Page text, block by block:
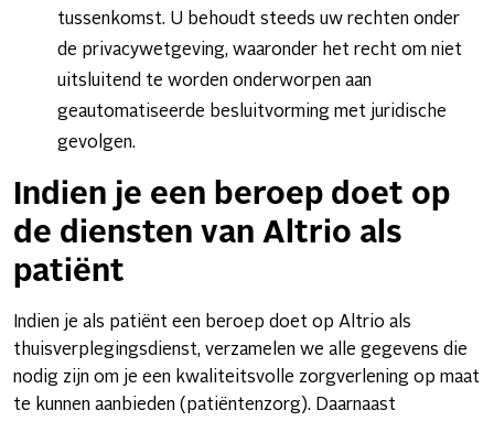
tussenkomst. U behoudt steeds uw rechten onder
de privacywetgeving, waaronder het recht om niet
uitsluitend te worden onderworpen aan
geautomatiseerde besluitvorming met juridische
gevolgen.
Indien je een beroep doet op
de diensten van Altrio als
patiënt
Indien je als patiënt een beroep doet op Altrio als
thuisverplegingsdienst, verzamelen we alle gegevens die
nodig zijn om je een kwaliteitsvolle zorgverlening op maat
te kunnen aanbieden (patiëntenzorg). Daarnaast